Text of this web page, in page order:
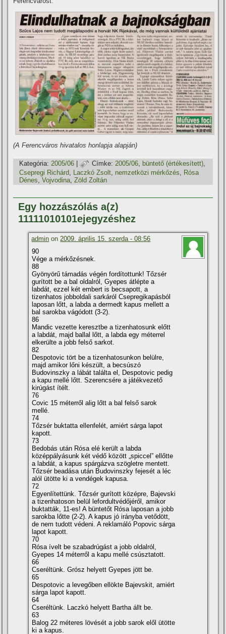
(A Ferencváros hivatalos honlapja alapján)
Kategória: 2005/06 | Címke: 2005/06, büntető (értékesí­tett),
Csepregi Richárd
Laczkó Zsolt nemzetközi mérkőzés
Rósa
Dénes ,Vojvodina ,Zöld Zoltán
Egy hozzászólás a(z)
11111010101ejegyzéshez
admin on 2009. április 15. szerda - 08:56
90
Vége a mérkőzésnek.
88
Gyönyörű támadás végén fordí­tottunk! Tőzsér
gurí­tott be a bal oldalról, Gyepes átlépte a
labdát, ezzel két embert is becsapott, a
tizenhatos jobboldali sarkáról Csepregikapásból
laposan lőtt, a labda a dermedt kapus mellett a
bal sarokba vágódott (3-2).
86
Mandic vezette keresztbe a tizenhatosunk előtt
a labdát, majd ballal lőtt, a labda egy méterrel
elkerülte a jobb felső sarkot.
82
Despotovic tört be a tizenhatosunkon belülre,
majd amikor lőni készült, a becsúszó
Budovinszky a lábát találta el, Despotovic pedig
a kapu mellé lőtt. Szerencsére a játékvezető
kirúgást í­télt.
76
Covic 15 méterről alig lőtt a bal felső sarok
mellé.
74
Tőzsér buktatta ellenfelét, amiért sárga lapot
kapott.
73
Bedobás után Rósa elé került a labda
középpályásunk két védő között „spiccel” ellőtte
a labdát, a kapus spárgázva szögletre mentett.
Tőzsér beadása után Budovinszky fejesét a léc
alól ütötte ki a vendégek kapusa.
72
Egyenlí­tettünk. Tőzsér gurí­tott középre, Bajevski
a tizenhatoson belül lefordultvédőjéről, amikor
buktatták, 11-es! A büntetőt Rósa laposan a jobb
sarokba lőtte (2-2). A kapus jó irányba vetődött,
de nem tudott védeni. A reklamáló Popovic sárga
lapot kapott.
70
Rósa í­velt be szabadrúgást a jobb oldalról,
Gyepes 14 méterről a kapu mellé csúsztatott.
66
Cseréltünk. Grósz helyett Gyepes jött be.
65
Despotovic a levegőben ellökte Bajevskit, amiért
sárga lapot kapott.
64
Cseréltünk. Laczkó helyett Bartha állt be.
63
Balog 22 méteres lövését a jobb sarok elől ütötte
ki a kapus.